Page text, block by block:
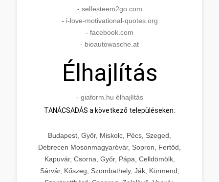
- selfesteem2go.com
- i-love-motivational-quotes.org
- facebook.com
- bioautowasche.at
Élhajlítás
- giaform.hu élhajlítás
TANÁCSADÁS a következő településeken:
Budapest, Győr, Miskolc, Pécs, Szeged,
Debrecen Mosonmagyaróvár, Sopron, Fertőd,
Kapuvár, Csorna, Győr, Pápa, Celldömölk,
Sárvár, Kőszeg, Szombathely, Ják, Körmend,